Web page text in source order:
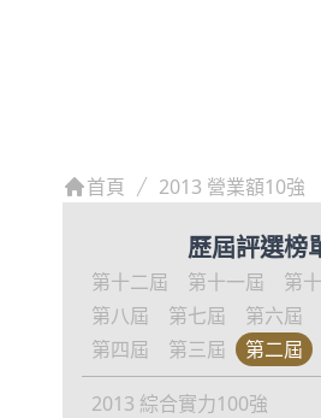
首頁 2013 營業額10強
歷屆評選榜
第十二屆 第十一屆 第
第八屆
第七屆 第六屆
第四屆
第三屆 第二屆
2013 綜合實力100強